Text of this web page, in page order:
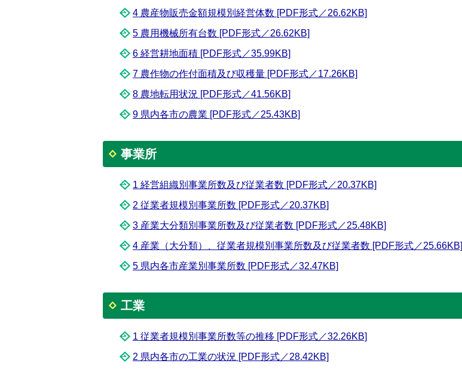
4 農産物販売金額規模別経営体数 [PDF形式／26.62KB]
5 農用機械所有台数 [PDF形式／26.62KB]
6 経営耕地面積 [PDF形式／35.99KB]
7 農作物の作付面積及び収穫量 [PDF形式／17.26KB]
8 農地転用状況 [PDF形式／41.56KB]
9 県内各市の農業 [PDF形式／25.43KB]
事業所
1 経営組織別事業所数及び従業者数 [PDF形式／20.37KB]
2 従業者規模別事業所数 [PDF形式／20.37KB]
3 産業大分類別事業所数及び従業者数 [PDF形式／25.48KB]
4 産業（大分類）、従業者規模別事業所数及び従業者数 [PDF形式／25.66KB]
5 県内各市産業別事業所数 [PDF形式／32.47KB]
工業
1 従業者規模別事業所数等の推移 [PDF形式／32.26KB]
2 県内各市の工業の状況 [PDF形式／28.42KB]